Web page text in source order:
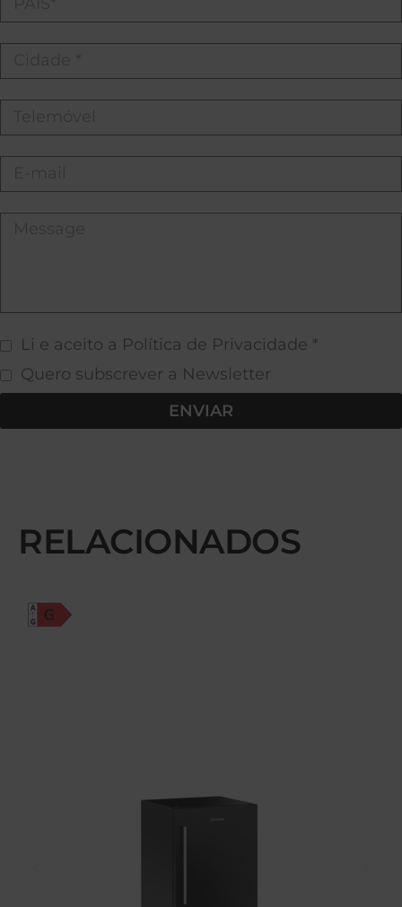
Li e aceito a Política de Privacidade *
Quero subscrever a Newsletter
ENVIAR
RELACIONADOS